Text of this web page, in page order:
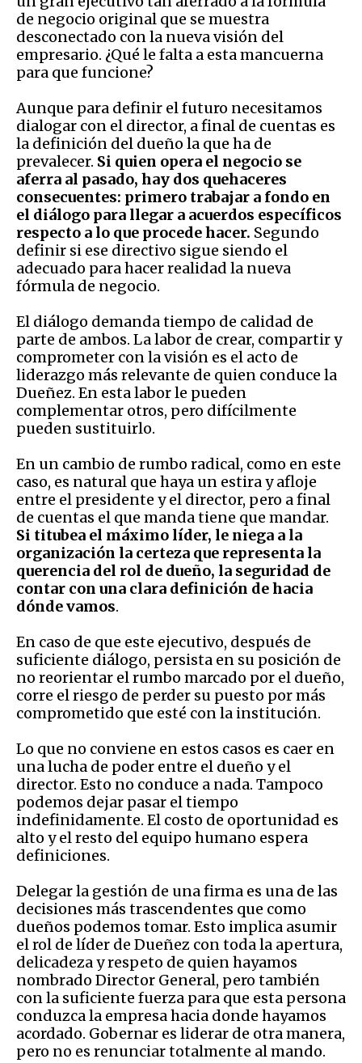
de negocio original que se muestra
desconectado con la nueva visión del
empresario. ¿Qué le falta a esta mancuerna
para que funcione?
Aunque para definir el futuro necesitamos
dialogar con el director, a final de cuentas es
la definición del dueño la que ha de
prevalecer. Si quien opera el negocio se
aferra al pasado, hay dos quehaceres
consecuentes: primero trabajar a fondo en
el diálogo para llegar a acuerdos específicos
respecto a lo que procede hacer. Segundo
definir si ese directivo sigue siendo el
adecuado para hacer realidad la nueva
fórmula de negocio.
El diálogo demanda tiempo de calidad de
parte de ambos. La labor de crear, compartir y
comprometer con la visión es el acto de
liderazgo más relevante de quien conduce la
Dueñez. En esta labor le pueden
complementar otros, pero difícilmente
pueden sustituirlo.
En un cambio de rumbo radical, como en este
caso, es natural que haya un estira y afloje
entre el presidente y el director, pero a final
de cuentas el que manda tiene que mandar.
Si titubea el máximo líder, le niega a la
organización la certeza que representa la
querencia del rol de dueño, la seguridad de
contar con una clara definición de hacia
dónde vamos.
En caso de que este ejecutivo, después de
suficiente diálogo, persista en su posición de
no reorientar el rumbo marcado por el dueño,
corre el riesgo de perder su puesto por más
comprometido que esté con la institución.
Lo que no conviene en estos casos es caer en
una lucha de poder entre el dueño y el
director. Esto no conduce a nada. Tampoco
podemos dejar pasar el tiempo
indefinidamente. El costo de oportunidad es
alto y el resto del equipo humano espera
definiciones.
Delegar la gestión de una firma es una de las
decisiones más trascendentes que como
dueños podemos tomar. Esto implica asumir
el rol de líder de Dueñez con toda la apertura,
delicadeza y respeto de quien hayamos
nombrado Director General, pero también
con la suficiente fuerza para que esta persona
conduzca la empresa hacia donde hayamos
acordado. Gobernar es liderar de otra manera,
pero no es renunciar totalmente al mando.